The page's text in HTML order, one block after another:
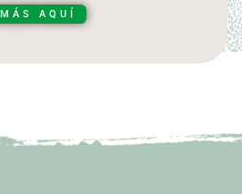
AQUÍ